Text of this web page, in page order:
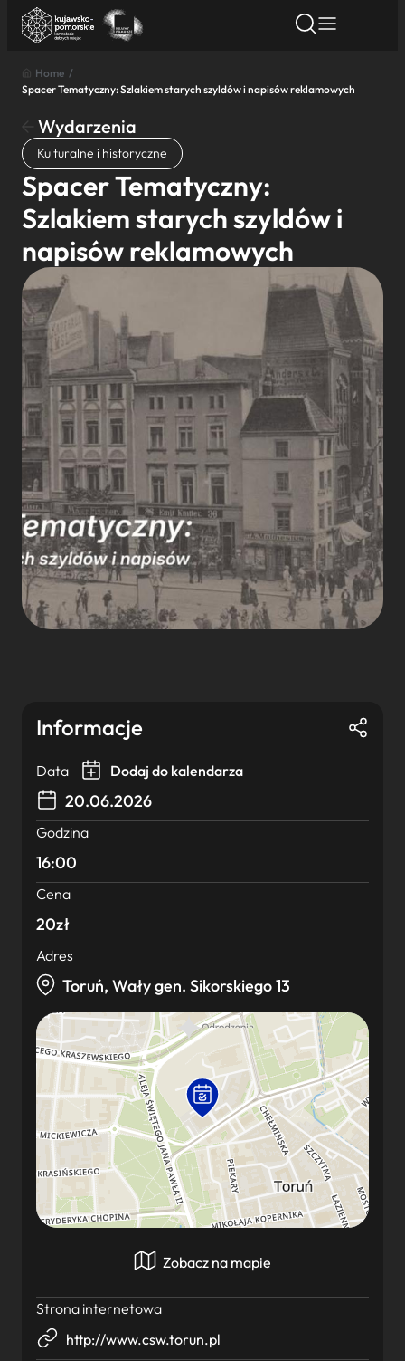
Znajdź atrakcję Znajdź artykuł Znajdź
Znajdź atrakcję
Nazwa atrakcji
Miasto
Kategoria
Home /
Spacer Tematyczny: Szlakiem starych szyldów i napisów reklamowych
Wydarzenia
Kulturalne i historyczne
Spacer Tematyczny:
Szlakiem starych szyldów i
napisów reklamowych
Informacje
Data Dodaj do kalendarza
20.06.2026
Godzina
16:00
Cena
20zł
Adres
Toruń, Wały gen. Sikorskiego 13
Zobacz na mapie
Strona internetowa
http://www.csw.torun.pl